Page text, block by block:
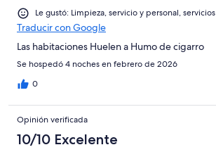
Le gustó: Limpieza, servicio y personal, servicios
Traducir con Google
Las habitaciones Huelen a Humo de cigarro
Se hospedó 4 noches en febrero de 2026
0
Opinión verificada
10/10 Excelente